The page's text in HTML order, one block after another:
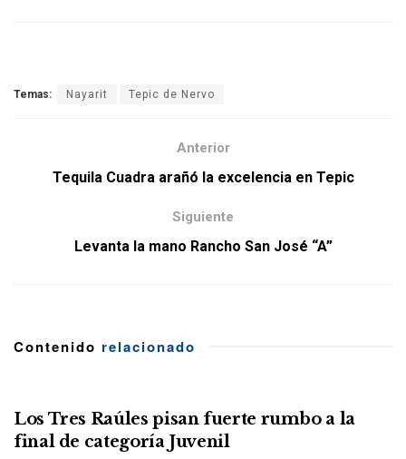
Temas: Nayarit Tepic de Nervo
Anterior
Tequila Cuadra arañó la excelencia en Tepic
Siguiente
Levanta la mano Rancho San José “A”
Contenido relacionado
Los Tres Raúles pisan fuerte rumbo a la
final de categoría Juvenil